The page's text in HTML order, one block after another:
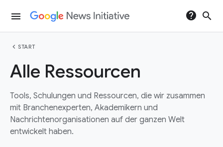
menu help search
chevron_left START
Alle Ressourcen
Tools, Schulungen und Ressourcen, die wir zusammen
mit Branchenexperten, Akademikern und
Nachrichtenorganisationen auf der ganzen Welt
entwickelt haben.